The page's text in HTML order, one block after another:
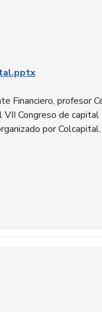
Financiero, profesor
VII Congreso de capital
por